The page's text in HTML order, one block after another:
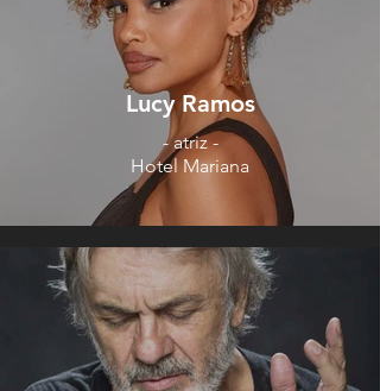
Lucy Ramos
- atriz -
Hotel Mariana